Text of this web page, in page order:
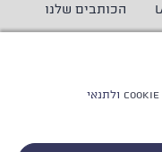
הכותבים שלנו
ולתנאי